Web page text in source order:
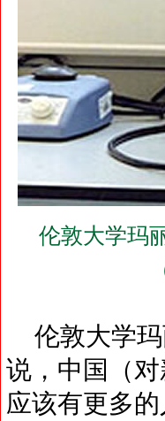
伦敦大学玛
伦敦大学玛
说，中国（
应该有更多